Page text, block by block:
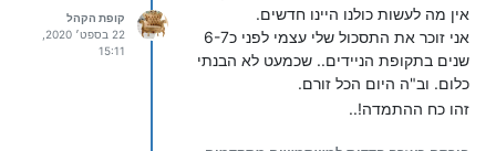
כאן הוא נכנס עם מס' הזיהוי האמיתי לאחר
שהקיש 1.
אם הוא מקיש 2 המערכת תאמר עדיין אין
השמעות,ותחזור לתפריט מעל. מומלץ למחוק
הודעה ולהמיר בקובץ שקט.
אין מה לעשות כולנו היינו חדשים.
אני זוכר את התסכול שלי עצמי לפני כ6-7
שנים בתקופת הניידים.. שכמעט לא הבנתי
כלום. וב"ה היום הכל זורם.
זהו כח ההתמדה!..
קופת הקהל
15:11